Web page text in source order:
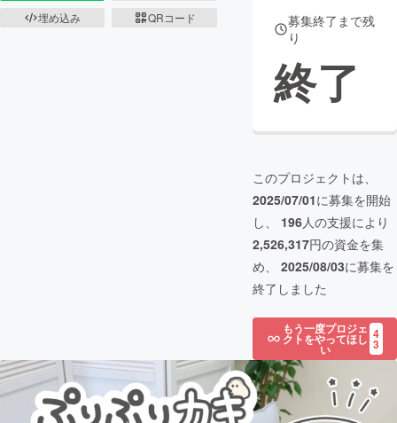
埋め込み
QRコード
募集終了まで残
り
終了
このプロジェクトは、
2025/07/01に募集を開始
し、 196人の支援により
2,526,317円の資金を集
め、 2025/08/03に募集を
終了しました
もう一度プロジェ
クトをやってほし
い
4
3